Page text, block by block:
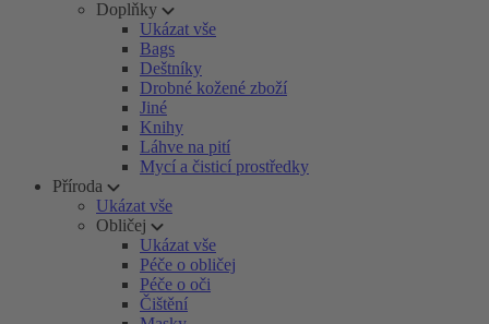
Doplňky
Ukázat vše
Bags
Deštníky
Drobné kožené zboží
Jiné
Knihy
Láhve na pití
Mycí a čisticí prostředky
Příroda
Ukázat vše
Obličej
Ukázat vše
Péče o obličej
Péče o oči
Čištění